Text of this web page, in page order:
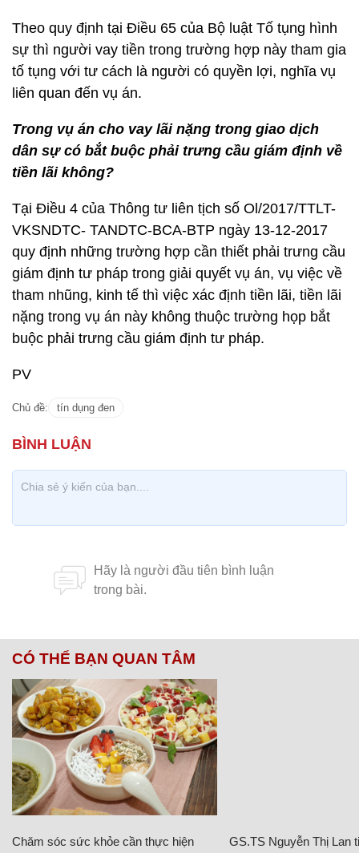
Theo quy định tại Điều 65 của Bộ luật Tố tụng hình
sự thì người vay tiền trong trường hợp này tham gia
tố tụng với tư cách là người có quyền lợi, nghĩa vụ
liên quan đến vụ án.
Trong vụ án cho vay lãi nặng trong giao dịch
dân sự có bắt buộc phải trưng cầu giám định về
tiền lãi không?
Tại Điều 4 của Thông tư liên tịch số Ol/2017/TTLT-
VKSNDTC- TANDTC-BCA-BTP ngày 13-12-2017
quy định những trường hợp cần thiết phải trưng cầu
giám định tư pháp trong giải quyết vụ án, vụ việc về
tham nhũng, kinh tế thì việc xác định tiền lãi, tiền lãi
nặng trong vụ án này không thuộc trường họp bắt
buộc phải trưng cầu giám định tư pháp.
PV
Chủ đề: tín dụng đen
CÓ THỂ BẠN QUAN TÂM
Chăm sóc sức khỏe cần thực hiện
GS.TS Nguyễn Thị Lan